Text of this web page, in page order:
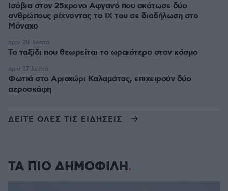
Ισόβια στον 25χρονο Αφγανό που σκότωσε δύο
ανθρώπους ρίχνοντας το ΙΧ του σε διαδήλωση στο
Μόναχο
Το ταξίδι που θεωρείται το ωραιότερο στον κόσμο
πριν 28 λεπτά
Φωτιά στο Αριοχώρι Καλαμάτας, επιχειρούν δύο
αεροσκάφη
πριν 37 λεπτά
ΔΕΙΤΕ ΟΛΕΣ ΤΙΣ ΕΙΔΗΣΕΙΣ
ΤΑ ΠΙΟ ΔΗΜΟΦΙΛΗ